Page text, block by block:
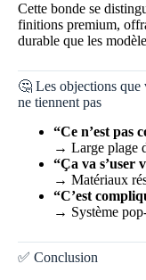
Cette bonde se
finitions premium,
durable que les
🤔 Les objections
ne tiennent pas
“Ce n’est pas
→ Large plage
“Ça va s’user
→ Matériaux
“C’est
→ Système
✅ Conclusion